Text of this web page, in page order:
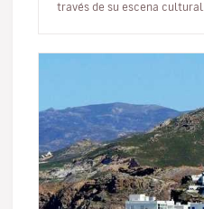
través de su escena cultural. Cada 29 de abril, el mundo